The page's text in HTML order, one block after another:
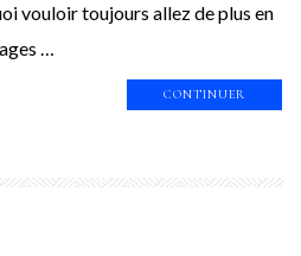
vouloir toujours allez de plus en
…
CONTINUER